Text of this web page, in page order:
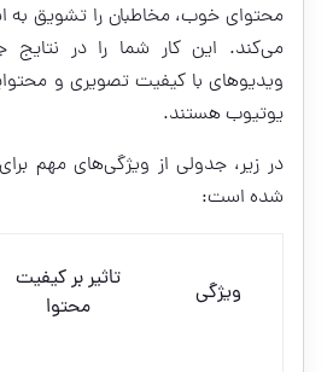
محتوای خوب، مخاطبان را تشویق به
می‌کند. این کار شما را در نتایج
ویدیوهای با کیفیت تصویری و
یوتیوب هستند.
در زیر، جدولی از ویژگی‌های مهم
شده است:
ویژگی
تاثیر بر کیفیت
محتوا